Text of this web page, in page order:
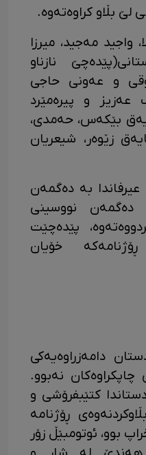
لێ بڵاو کراوەتەوە.
واجید مەجید، میرزا
نازناو
و عەونی حاجی
و پیرەمێرد
بێکەس، حەمدی،
زێوەر، شیعریان
بە دەگمەن
نووسینی
پێدەچێت
خۆیان
دامەزراوەیەکی
چاپکراوەکان نەبوو.
کتێبفرۆشی و
ڕۆژنامە
بوو، ئوتومبێڵ زۆر